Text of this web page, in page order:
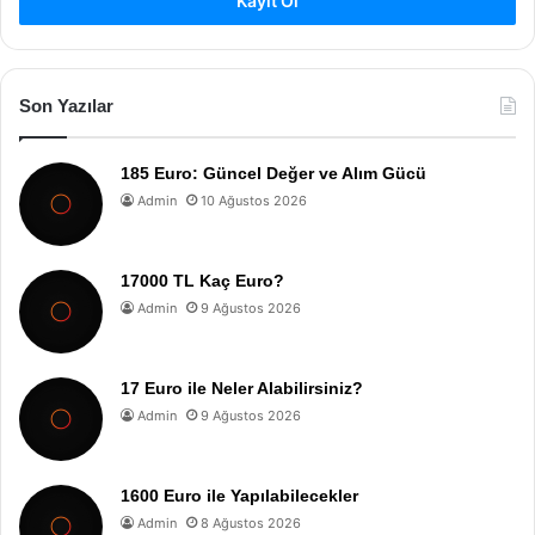
Son Yazılar
185 Euro: Güncel Değer ve Alım Gücü
Admin 10 Ağustos 2026
17000 TL Kaç Euro?
Admin 9 Ağustos 2026
17 Euro ile Neler Alabilirsiniz?
Admin 9 Ağustos 2026
1600 Euro ile Yapılabilecekler
Admin 8 Ağustos 2026